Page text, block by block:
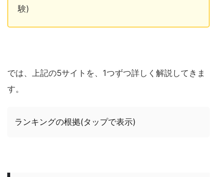
験)
では、上記の5サイトを、1つずつ詳しく解説してきま
す。
ランキングの根拠(タップで表示)